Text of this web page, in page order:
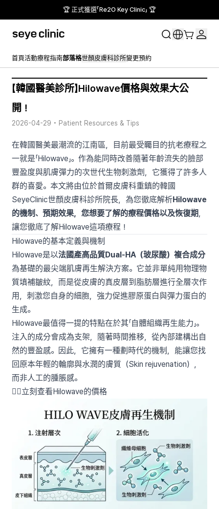
🏆 正式獲選「Re2O Key Clinic」 🏆
首頁活動療程指南部落格世顏皮膚科診所變更預約
【韓國醫美診所】Hilowave價格與效果大公
開！
2026-04-29 • Patient Resources & Tips
在韓國醫美最潮流的江南區，目前最受矚目的抗老療程之
一就是「Hilowave」。作為能同時改善隨著年齡流失的臉部
豐盈度與肌膚彈力的次世代生物刺激劑，它獲得了許多人
群的喜愛。本文將由位於首爾皮膚科重鎮的韓國
SeyeClinic世顏皮膚科診所院長，為您徹底解析Hilowave
的機制、預期效果，您想要了解的療程價格以及恢復期，
讓您徹底了解Hilowave這項療程！
Hilowave的基本定義與機制
Hilowave是以法國產高品質Dual-HA（玻尿酸）複合成分
為基礎的最尖端肌膚再生解決方案。它並非單純用物理物
質填補皺紋，而是從皮膚的真皮層到脂肪層進行全層次作
用，刺激您自身的細胞，強力促進膠原蛋白與彈力蛋白的
生成。
Hilowave最值得一提的特點在於其「自體組織再生能力」。
注入的成分會成為支架，隨著時間推移，從內部建構出自
然的豐盈感。因此，它擁有一種劃時代的機制，能讓您找
回原本年輕的輪廓與水潤的膚質（Skin rejuvenation），
而非人工的腫脹感。
👉🏻立刻查看Hilowave的價格